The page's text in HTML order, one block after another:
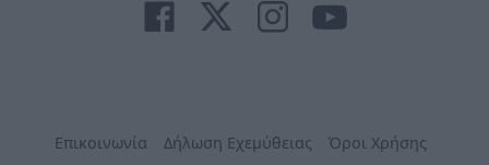
Επικοινωνία Δήλωση Εχεμύθειας Όροι Χρήσης